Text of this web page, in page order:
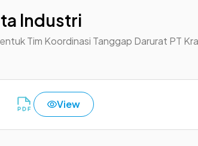
Industri
Tim Koordinasi Tanggap Darurat PT
View